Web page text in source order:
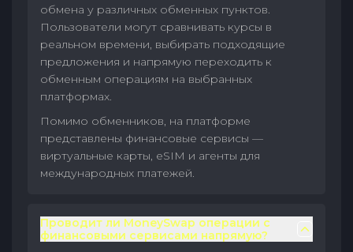
обмена у различных обменных пунктов.
Пользователи могут сравнивать курсы в
реальном времени, выбирать подходящие
предложения и напрямую переходить к
обменным операциям на выбранных
платформах.
Помимо обменников, на платформе
представлены финансовые сервисы —
виртуальные карты, eSIM и агенты для
международных платежей.
Проводит ли MoneySwap операции с
финансовыми сервисами напрямую?